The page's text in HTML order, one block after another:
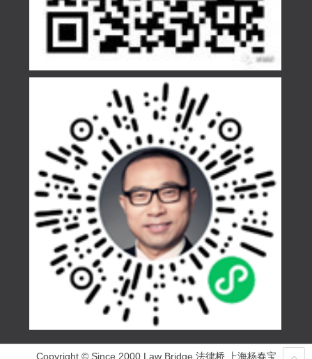
Copyright © Since 2000 Law Bridge 法律桥 上海杨春宝